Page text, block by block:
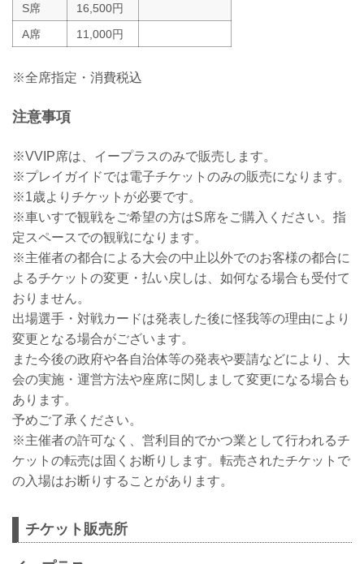
S席
16,500円
A席
11,000円
※全席指定・消費税込
注意事項
※VVIP席は、イープラスのみで販売します。
※プレイガイドでは電子チケットのみの販売になります。
※1歳よりチケットが必要です。
※車いすで観戦をご希望の方はS席をご購入ください。指
定スペースでの観戦になります。
※主催者の都合による大会の中止以外でのお客様の都合に
よるチケットの変更・払い戻しは、如何なる場合も受付て
おりません。
出場選手・対戦カードは発表した後に怪我等の理由により
変更となる場合がございます。
また今後の政府や各自治体等の発表や要請などにより、大
会の実施・運営方法や座席に関しまして変更になる場合も
あります。
予めご了承ください。
※主催者の許可なく、営利目的でかつ業として行われるチ
ケットの転売は固くお断りします。転売されたチケットで
の入場はお断りすることがあります。
チケット販売所